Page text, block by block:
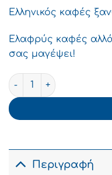
Ελληνικός καφές
Ελαφρύς καφές
σας μαγέψει!
Νικολαΐδη Ελληνικός
Περιγραφή